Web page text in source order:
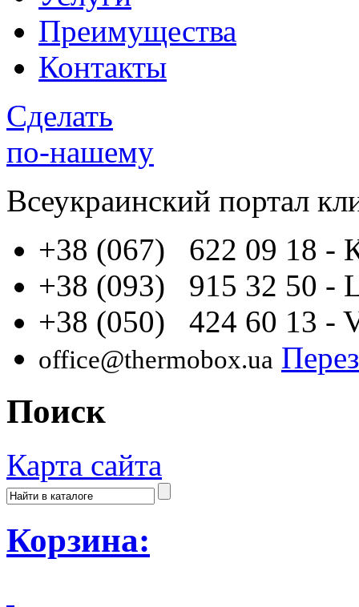
Преимущества
Контакты
Сделать
по-нашему
Всеукраинский портал
+38 (067) 622 09 18 -
+38 (093) 915 32 50 -
+38 (050) 424 60 13 -
office@thermobox.ua
Поиск
Карта сайта
Корзина: